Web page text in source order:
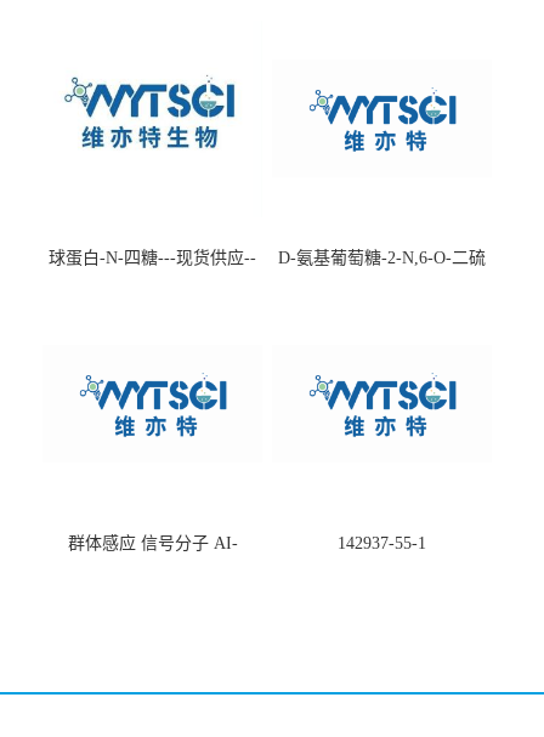
球蛋白-N-四糖---现货供应--
D-氨基葡萄糖-2-N,6-O-二硫
群体感应 信号分子 AI-
142937-55-1